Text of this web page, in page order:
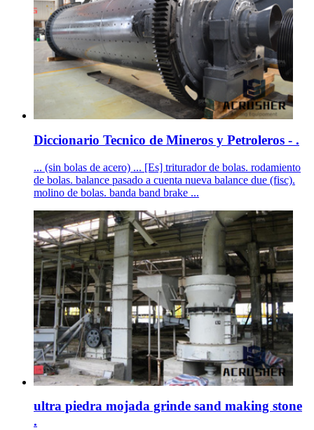
Diccionario Tecnico de Mineros y Petroleros - .
... (sin bolas de acero) ... [Es] triturador de bolas. rodamiento
de bolas. balance pasado a cuenta nueva balance due (fisc).
molino de bolas. banda band brake ...
ultra piedra mojada grinde sand making stone
.